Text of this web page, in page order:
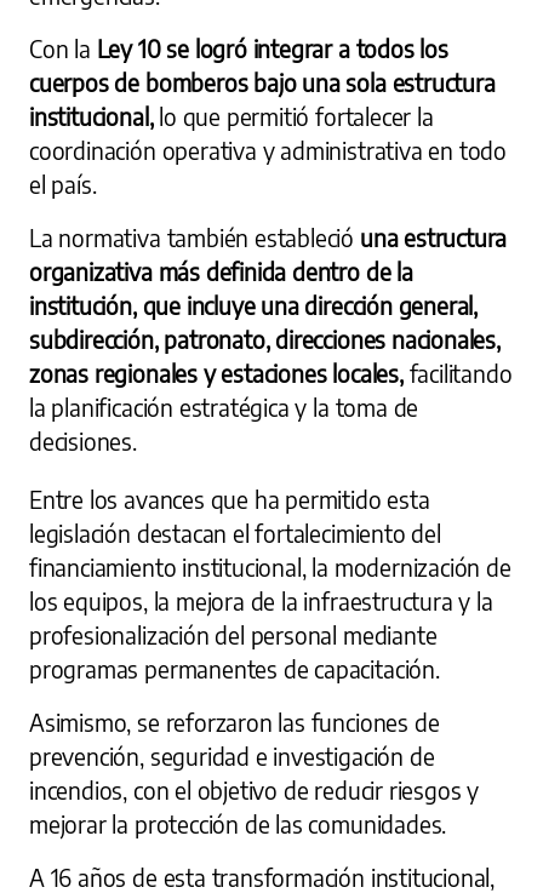
Con la Ley 10 se logró integrar a todos los
cuerpos de bomberos bajo una sola estructura
institucional,lo que permitió fortalecer la
coordinación operativa y administrativa en todo
el país.
La normativa también estableció una estructura
organizativa más definida dentro de la
institución, que incluye una dirección general,
subdirección, patronato, direcciones nacionales,
zonas regionales y estaciones locales, facilitando
la planificación estratégica y la toma de
decisiones.
Entre los avances que ha permitido esta
legislación destacan el fortalecimiento del
financiamiento institucional, la modernización de
los equipos, la mejora de la infraestructura y la
profesionalización del personal mediante
programas permanentes de capacitación.
Asimismo, se reforzaron las funciones de
prevención, seguridad e investigación de
incendios, con el objetivo de reducir riesgos y
mejorar la protección de las comunidades.
A 16 años de esta transformación institucional,